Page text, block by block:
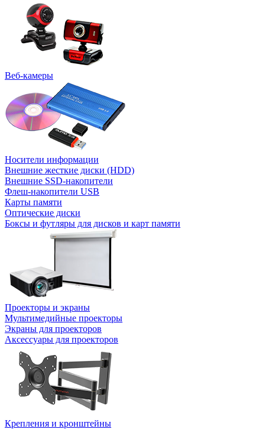
Веб-камеры
Носители информации
Внешние жесткие диски (HDD)
Внешние SSD-накопители
Флеш-накопители USB
Карты памяти
Оптические диски
Боксы и футляры для дисков и карт памяти
Проекторы и экраны
Мультимедийные проекторы
Экраны для проекторов
Аксессуары для проекторов
Крепления и кронштейны